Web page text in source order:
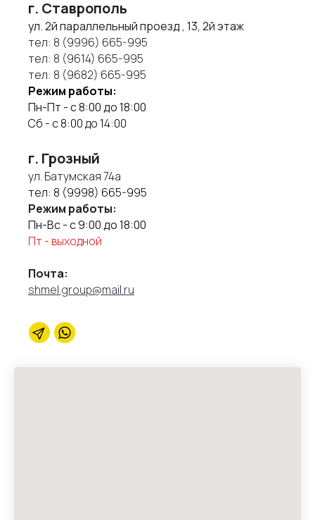
г. Ставрополь
ул. 2й параллельный проезд , 13, 2й этаж
тел: 8 (9996) 665-995
тел: 8 (9614) 665-995
тел: 8 (9682) 665-995
Режим работы:
Пн-Пт - с 8:00 до 18:00
Сб - с 8:00 до 14:00
г. Грозный
ул. Батумская 74а
тел: 8 (9998) 665-995
Режим работы:
Пн-Вс - с 9:00 до 18:00
Пт - выходной
Почта:
shmel.group@mail.ru